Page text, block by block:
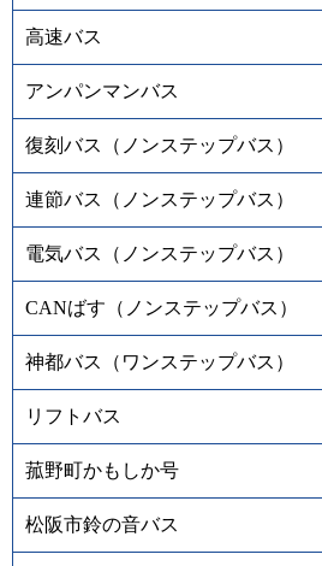
高速バス
アンパンマンバス
復刻バス（ノンステップバス）
連節バス（ノンステップバス）
電気バス（ノンステップバス）
CANばす（ノンステップバス）
神都バス（ワンステップバス）
リフトバス
菰野町かもしか号
松阪市鈴の音バス